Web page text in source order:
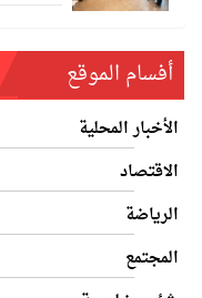
أفسام الموقع
الأخبار المحلية
الاقتصاد
الرياضة
المجتمع